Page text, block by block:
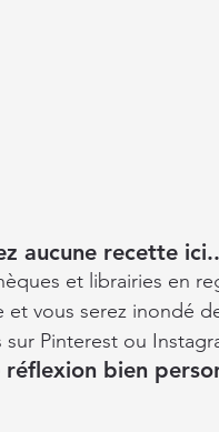
aucune recette
et librairies en
et vous serez inondé
sur Pinterest ou
réflexion bien